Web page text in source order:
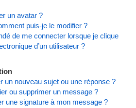
un avatar ?
puis-je le modifier ?
de me connecter lorsque je clique
d’un utilisateur ?
un nouveau sujet ou une réponse ?
ou supprimer un message ?
une signature à mon message ?